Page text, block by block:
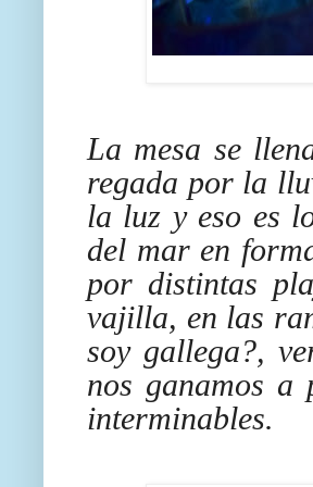
La mesa se
regada por la
la luz y eso es
del mar en
por distintas
vajilla, en las
soy gallega?,
nos ganamos a
interminables.